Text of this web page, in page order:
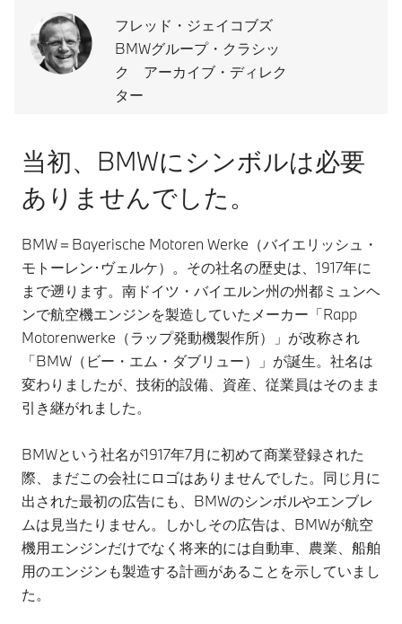
フレッド・ジェイコブズ
BMWグループ・クラシッ
ク アーカイブ・ディレク
ター
当初、BMWにシンボルは必要
ありませんでした。
BMW＝Bayerische Motoren Werke（バイエリッシュ・
モトーレン･ヴェルケ）。その社名の歴史は、1917年に
まで遡ります。南ドイツ・バイエルン州の州都ミュンヘ
ンで航空機エンジンを製造していたメーカー「Rapp
Motorenwerke（ラップ発動機製作所）」が改称され
「BMW（ビー・エム・ダブリュー）」が誕生。社名は
変わりましたが、技術的設備、資産、従業員はそのまま
引き継がれました。
BMWという社名が1917年7月に初めて商業登録された
際、まだこの会社にロゴはありませんでした。同じ月に
出された最初の広告にも、BMWのシンボルやエンブレ
ムは見当たりません。しかしその広告は、BMWが航空
機用エンジンだけでなく将来的には自動車、農業、船舶
用のエンジンも製造する計画があることを示していまし
た。